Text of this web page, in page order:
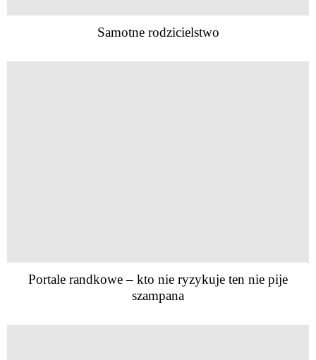
Samotne rodzicielstwo
Portale randkowe – kto nie ryzykuje ten nie pije
szampana